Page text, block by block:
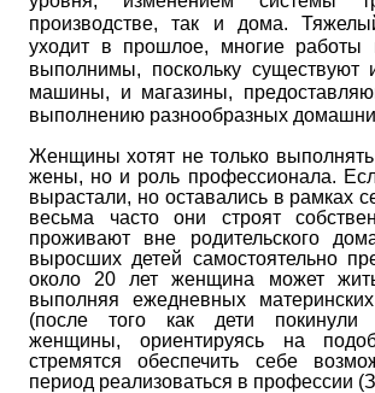
производстве, так и дома.
уходит в прошлое, многие работы
выполнимы, поскольку существуют
машины, и магазины,
выполнению разнообразных
Женщины хотят не только
жены, но и роль профессионала.
вырастали, но оставались в рамках
весьма часто они строят
проживают вне родительского
выросших детей самостоятельно
около 20 лет женщина может
выполняя ежедневных
(после того как дети
женщины, ориентируясь на
стремятся обеспечить себе
период реализоваться в профессии